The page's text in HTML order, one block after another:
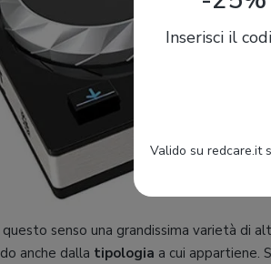
senso una grandissima varietà di
anche dalla tipologia a cui appartiene.
Inserisci il
Valido su redcare.it